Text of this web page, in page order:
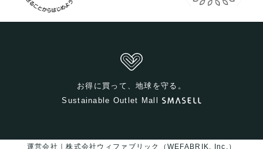
お得に買って、地球を守る。
Sustainable Outlet Mall
運営会社｜株式会社ウィファブリック（WEFABRIK, Inc.）